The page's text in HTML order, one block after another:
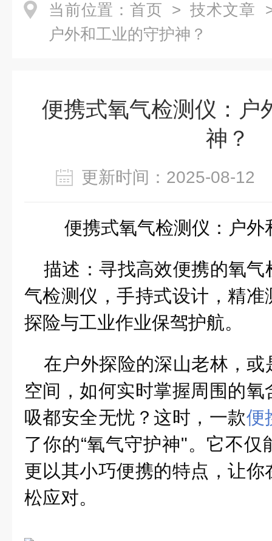
当前位置： 首页 > 技术文章
户外和工业的守护神？
便携式氧气检测仪：户
神？
更新时间：2025-08-
便携式氧气检测仪： 户外
描述 ：寻找高效便携的氧
气检测仪，手持式设计，精
探险与工业作业保驾护航。
在户外探险的深山老林，
空间，如何实时掌握周围的
吸都安全无忧？这时，一款便
了你的“氧气守护神"。它不
更以其小巧便携的特点，让
松应对。